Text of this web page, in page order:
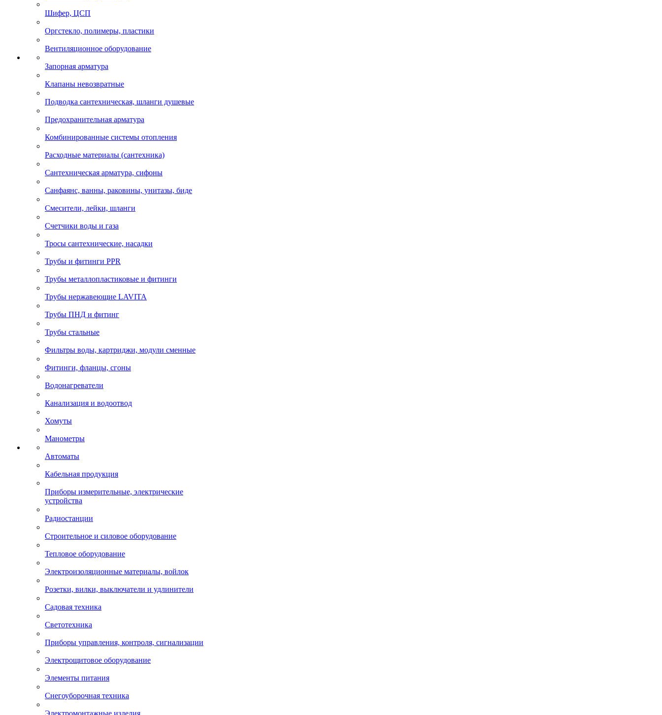
Шифер, ЦСП
Оргстекло, полимеры, пластики
Вентиляционное оборудование
Запорная арматура
Клапаны невозвратные
Подводка сантехническая, шланги душевые
Предохранительная арматура
Комбинированные системы отопления
Расходные материалы (сантехника)
Сантехническая арматура, сифоны
Санфаянс, ванны, раковины, унитазы, биде
Смесители, лейки, шланги
Счетчики воды и газа
Тросы сантехнические, насадки
Трубы и фитинги PPR
Трубы металлопластиковые и фитинги
Трубы нержавеющие LAVITA
Трубы ПНД и фитинг
Трубы стальные
Фильтры воды, картриджи, модули сменные
Фитинги, фланцы, сгоны
Водонагреватели
Канализация и водоотвод
Хомуты
Манометры
Автоматы
Кабельная продукция
Приборы измерительные, электрические
устройства
Радиостанции
Строительное и силовое оборудование
Тепловое оборудование
Электроизоляционные материалы, войлок
Розетки, вилки, выключатели и удлинители
Садовая техника
Светотехника
Приборы управления, контроля, сигнализации
Электрощитовое оборудование
Элементы питания
Снегоуборочная техника
Электромонтажные изделия